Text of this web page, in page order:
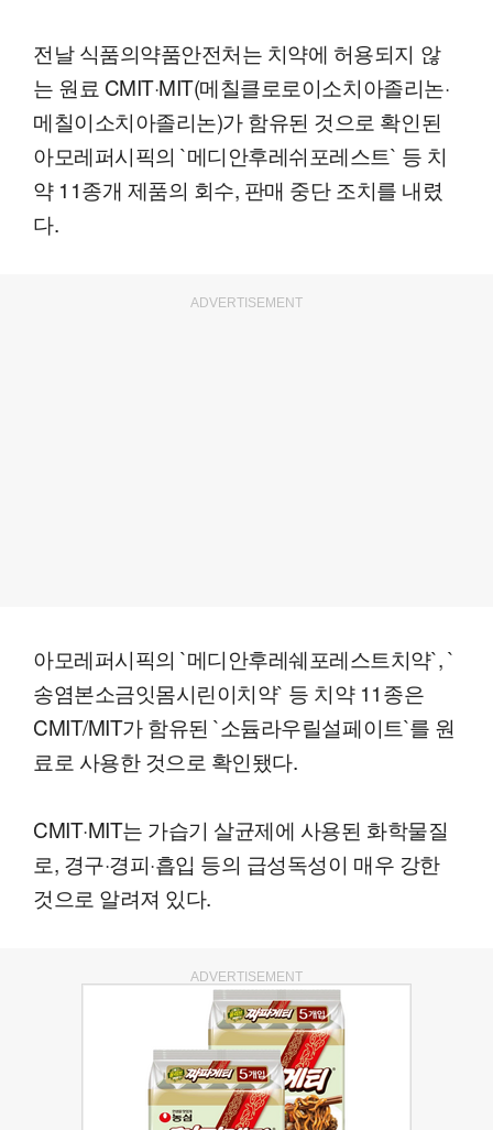
전날 식품의약품안전처는 치약에 허용되지 않
는 원료 CMIT·MIT(메칠클로로이소치아졸리논·
메칠이소치아졸리논)가 함유된 것으로 확인된
아모레퍼시픽의 `메디안후레쉬포레스트` 등 치
약 11종개 제품의 회수, 판매 중단 조치를 내렸
다.
ADVERTISEMENT
아모레퍼시픽의 `메디안후레쉐포레스트치약`, `
송염본소금잇몸시린이치약` 등 치약 11종은
CMIT/MIT가 함유된 `소듐라우릴설페이트`를 원
료로 사용한 것으로 확인됐다.
CMIT·MIT는 가습기 살균제에 사용된 화학물질
로, 경구·경피·흡입 등의 급성독성이 매우 강한
것으로 알려져 있다.
ADVERTISEMENT